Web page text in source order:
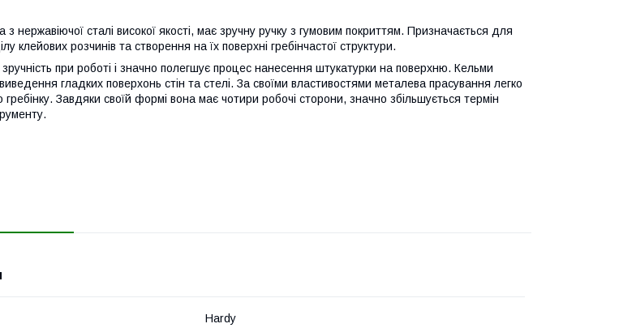
з нержавіючої сталі високої якості, має зручну ручку з гумовим покриттям. Призначається для
клейових розчинів та створення на їх поверхні гребінчастої структури.
при роботі і значно полегшує процес нанесення штукатурки на поверхню. Кельми
гладких поверхонь стін та стелі. За своїми властивостями металева прасування легко
Завдяки своїй формі вона має чотири робочі сторони, значно збільшується термін
Hardy